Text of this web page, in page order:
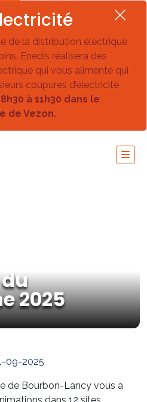
de la distribution électrique
Enedis réalisera des
qui vous alimente qui
coupures d’électricité
à 11h30 dans le
de Vezon.
2025
09-2025
de Bourbon-Lancy vous a